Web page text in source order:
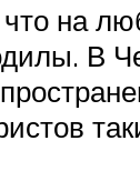
на
В